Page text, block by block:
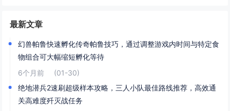
最新文章
幻兽帕鲁快速孵化传奇帕鲁技巧，通过调整游戏内时间与特定食
物组合可大幅缩短孵化等待
6个月前
(01-30)
绝地潜兵2速刷超级样本攻略，三人小队最佳路线推荐，高效通
关高难度歼灭战任务